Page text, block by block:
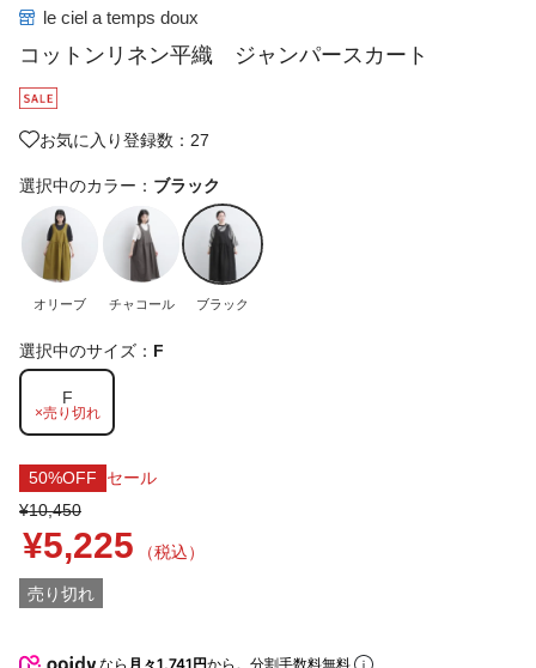
le ciel a temps doux
コットンリネン平織 ジャンパースカート
お気に入り登録数：27
選択中のカラー： ブラック
オリーブ チャコール ブラック
選択中のサイズ： F
F
×売り切れ
50%OFF
セール
¥10,450
¥5,225 （税込）
売り切れ